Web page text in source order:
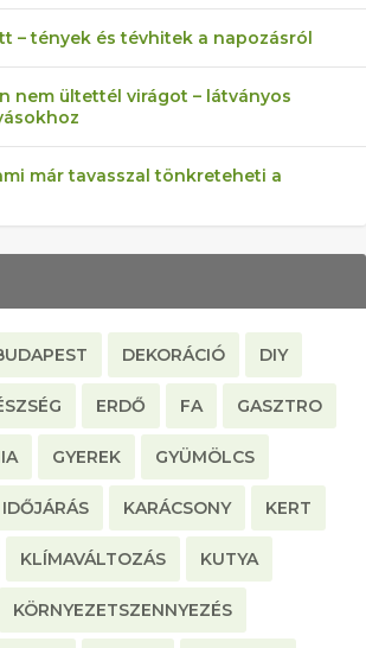
– tények és tévhitek a napozásról
nem ültettél virágot – látványos
már tavasszal tönkreteheti a
DEKORÁCIÓ DIY
ERDŐ FA GASZTRO
GYEREK GYÜMÖLCS
IDŐJÁRÁS KARÁCSONY KERT
KLÍMAVÁLTOZÁS KUTYA
KÖRNYEZETSZENNYEZÉS